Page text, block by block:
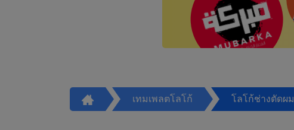
เทมเพลตโลโก้ โลโก้ช่างตัดผม